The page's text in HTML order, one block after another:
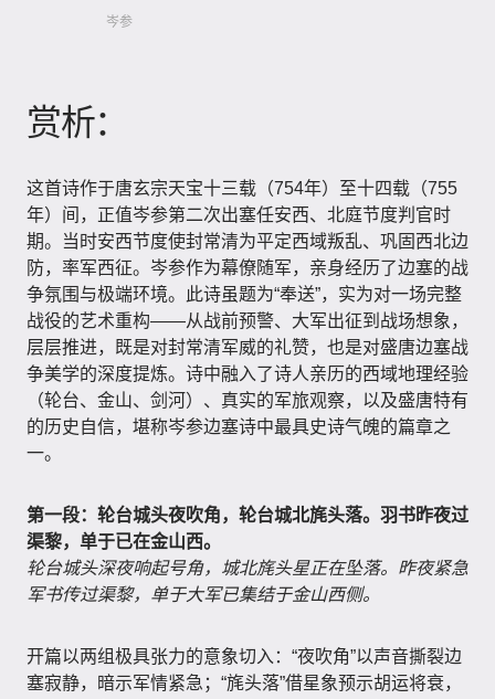
岑参
赏析：
这首诗作于唐玄宗天宝十三载（754年）至十四载（755
年）间，正值岑参第二次出塞任安西、北庭节度判官时
期。当时安西节度使封常清为平定西域叛乱、巩固西北边
防，率军西征。岑参作为幕僚随军，亲身经历了边塞的战
争氛围与极端环境。此诗虽题为“奉送”，实为对一场完整
战役的艺术重构——从战前预警、大军出征到战场想象，
层层推进，既是对封常清军威的礼赞，也是对盛唐边塞战
争美学的深度提炼。诗中融入了诗人亲历的西域地理经验
（轮台、金山、剑河）、真实的军旅观察，以及盛唐特有
的历史自信，堪称岑参边塞诗中最具史诗气魄的篇章之
一。
第一段：轮台城头夜吹角，轮台城北旄头落。羽书昨夜过
渠黎，单于已在金山西。
轮台城头深夜响起号角，城北旄头星正在坠落。昨夜紧急
军书传过渠黎，单于大军已集结于金山西侧。
开篇以两组极具张力的意象切入：“夜吹角”以声音撕裂边
塞寂静，暗示军情紧急；“旄头落”借星象预示胡运将衰，